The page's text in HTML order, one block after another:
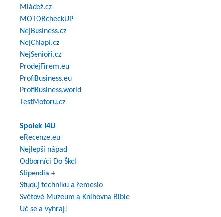
Mládež.cz
MOTORcheckUP
NejBusiness.cz
NejChlapi.cz
NejSenioři.cz
ProdejFirem.eu
ProfiBusiness.eu
ProfiBusiness.world
TestMotoru.cz
Spolek I4U
eRecenze.eu
Nejlepší nápad
Odborníci Do Škol
Stipendia +
Studuj techniku a řemeslo
Světové Muzeum a Knihovna Bible
Uč se a vyhraj!